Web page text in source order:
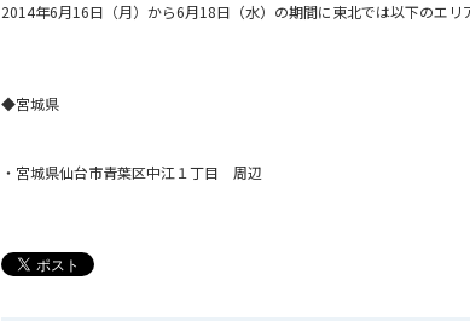
2014年6月16日（月）から6月18日（水）の期間に東北では以下のエリ
◆宮城県
・ 宮城県仙台市青葉区中江１丁目 周辺